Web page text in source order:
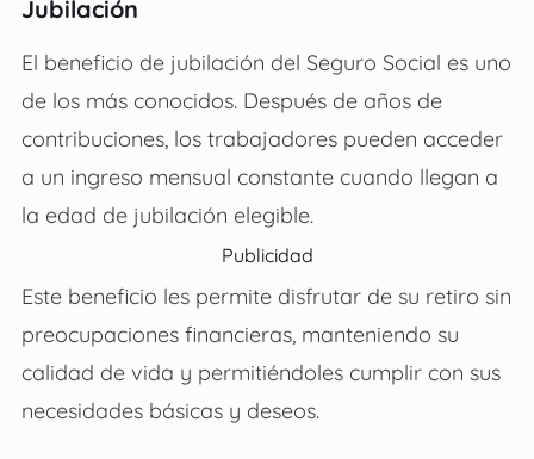
Jubilación
El beneficio de jubilación del Seguro Social es uno
de los más conocidos. Después de años de
contribuciones, los trabajadores pueden acceder
a un ingreso mensual constante cuando llegan a
la edad de jubilación elegible.
Publicidad
Este beneficio les permite disfrutar de su retiro sin
preocupaciones financieras, manteniendo su
calidad de vida y permitiéndoles cumplir con sus
necesidades básicas y deseos.